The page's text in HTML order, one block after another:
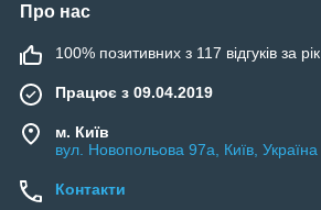
Про нас
100% позитивних з 117 відгуків за рік
Працює з 09.04.2019
м. Київ
вул. Новопольова 97а, Київ, Україна
Контакти